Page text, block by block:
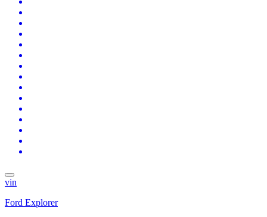
vin
Ford Explorer